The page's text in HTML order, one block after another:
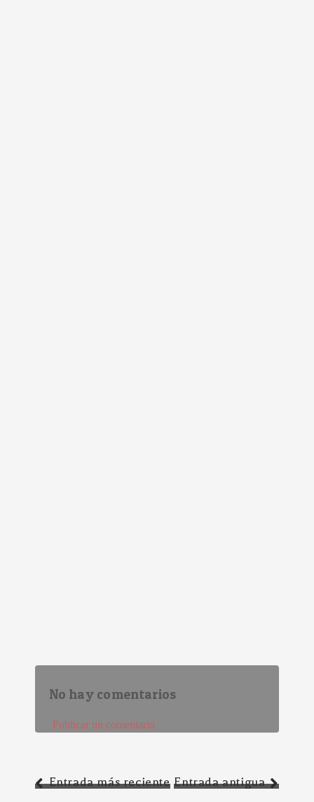
No hay comentarios
Publicar un comentario
Entrada más reciente Entrada antigua